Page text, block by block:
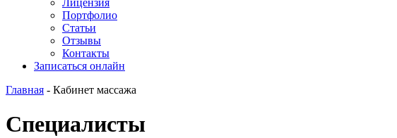
Лицензия
Портфолио
Статьи
Отзывы
Контакты
Записаться онлайн
Главная - Кабинет массажа
Специалисты